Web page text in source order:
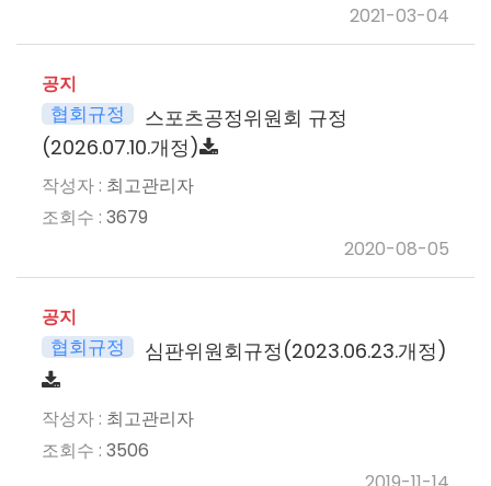
2021-03-04
공지
협회규정
스포츠공정위원회 규정
(2026.07.10.개정)
최고관리자
3679
2020-08-05
공지
협회규정 심판위원회규정(2023.06.23.개정)
최고관리자
3506